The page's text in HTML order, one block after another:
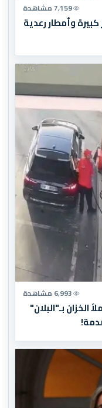
7,159 مشاهدة
وأمطار رعدية
6,993 مشاهدة
بـ"البلان"